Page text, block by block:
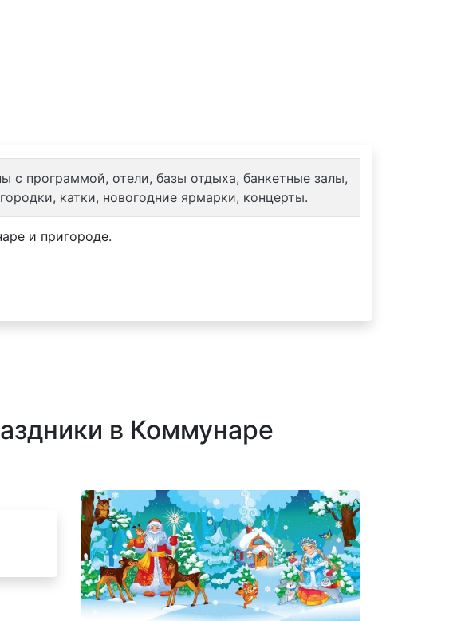
с программой, отели, базы отдыха, банкетные залы,
катки, новогодние ярмарки, концерты.
и пригороде.
в Коммунаре